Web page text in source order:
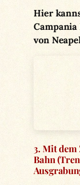
Hier
von
3. Mit
Bahn